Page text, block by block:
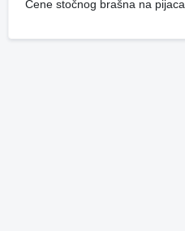
Cene stočnog brašna na